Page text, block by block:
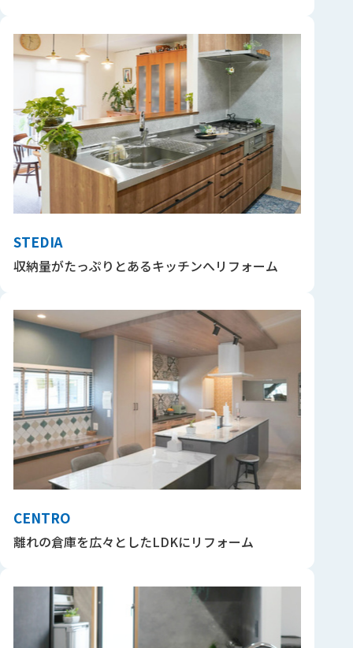
STEDIA
収納量がたっぷりとあるキッチンへリフォーム
CENTRO
離れの倉庫を広々としたLDKにリフォーム